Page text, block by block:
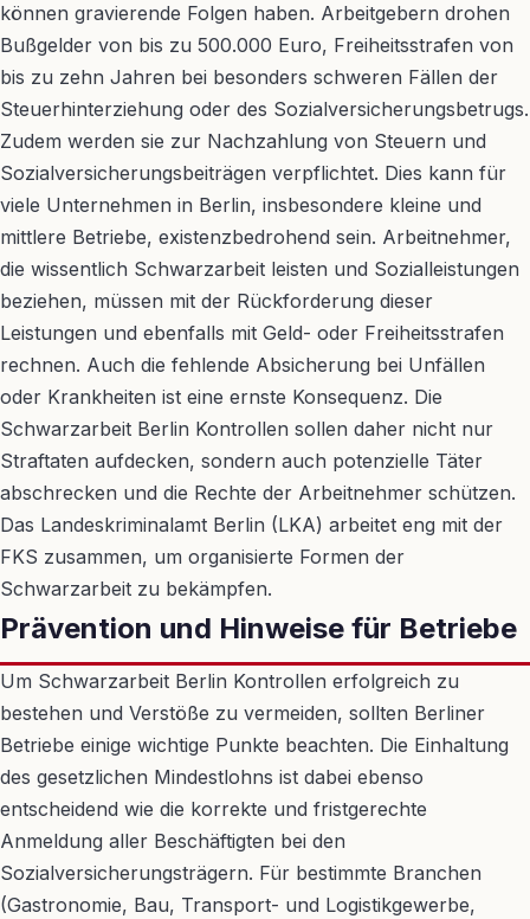
können gravierende Folgen haben. Arbeitgebern drohen
Bußgelder von bis zu 500.000 Euro, Freiheitsstrafen von
bis zu zehn Jahren bei besonders schweren Fällen der
Steuerhinterziehung oder des Sozialversicherungsbetrugs.
Zudem werden sie zur Nachzahlung von Steuern und
Sozialversicherungsbeiträgen verpflichtet. Dies kann für
viele Unternehmen in Berlin, insbesondere kleine und
mittlere Betriebe, existenzbedrohend sein. Arbeitnehmer,
die wissentlich Schwarzarbeit leisten und Sozialleistungen
beziehen, müssen mit der Rückforderung dieser
Leistungen und ebenfalls mit Geld- oder Freiheitsstrafen
rechnen. Auch die fehlende Absicherung bei Unfällen
oder Krankheiten ist eine ernste Konsequenz. Die
Schwarzarbeit Berlin Kontrollen sollen daher nicht nur
Straftaten aufdecken, sondern auch potenzielle Täter
abschrecken und die Rechte der Arbeitnehmer schützen.
Das Landeskriminalamt Berlin (LKA) arbeitet eng mit der
FKS zusammen, um organisierte Formen der
Schwarzarbeit zu bekämpfen.
Prävention und Hinweise für Betriebe
Um Schwarzarbeit Berlin Kontrollen erfolgreich zu
bestehen und Verstöße zu vermeiden, sollten Berliner
Betriebe einige wichtige Punkte beachten. Die Einhaltung
des gesetzlichen Mindestlohns ist dabei ebenso
entscheidend wie die korrekte und fristgerechte
Anmeldung aller Beschäftigten bei den
Sozialversicherungsträgern. Für bestimmte Branchen
(Gastronomie, Bau, Transport- und Logistikgewerbe,